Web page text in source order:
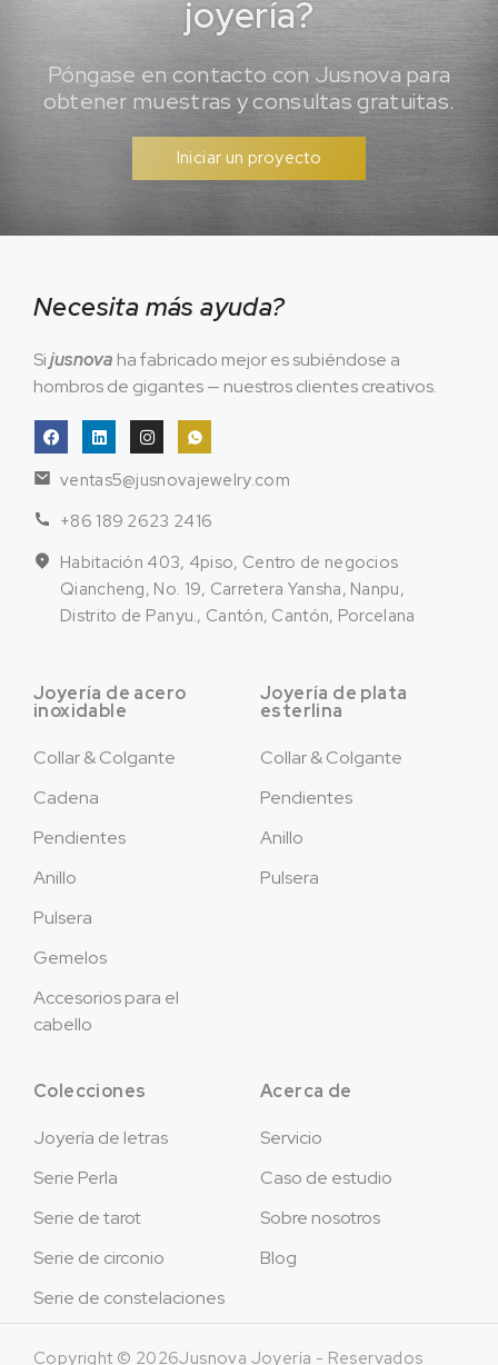
joyería?
Póngase en contacto con Jusnova para
obtener muestras y consultas gratuitas.
Iniciar un proyecto
Necesita más ayuda?
Sijusnova ha fabricado mejor es subiéndose a
hombros de gigantes — nuestros clientes creativos.
ventas5@jusnovajewelry.com
+86 189 2623 2416
Habitación 403, 4piso, Centro de negocios
Qiancheng, No. 19, Carretera Yansha, Nanpu,
Distrito de Panyu., Cantón, Cantón, Porcelana
Joyería de acero
inoxidable
Collar & Colgante
Cadena
Pendientes
Anillo
Pulsera
Gemelos
Accesorios para el
cabello
Joyería de plata
esterlina
Collar & Colgante
Pendientes
Anillo
Pulsera
Colecciones
Joyería de letras
Serie Perla
Serie de tarot
Serie de circonio
Serie de constelaciones
Acerca de
Servicio
Caso de estudio
Sobre nosotros
Blog
Copyright © 2026Jusnova Joyería - Reservados